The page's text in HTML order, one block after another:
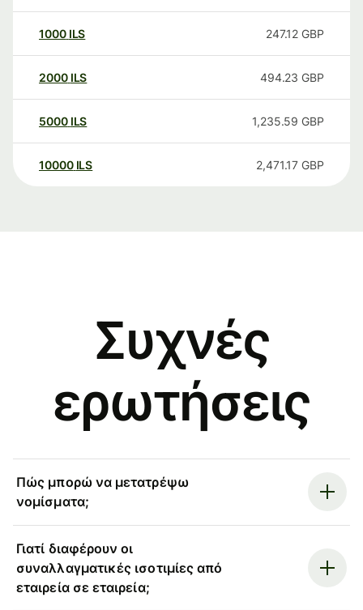
1000 ILS 247.12 GBP
2000 ILS 494.23 GBP
5000 ILS 1,235.59 GBP
10000 ILS 2,471.17 GBP
Συχνές
ερωτήσεις
Πώς μπορώ να μετατρέψω
νομίσματα;
Γιατί διαφέρουν οι
συναλλαγματικές ισοτιμίες από
εταιρεία σε εταιρεία;